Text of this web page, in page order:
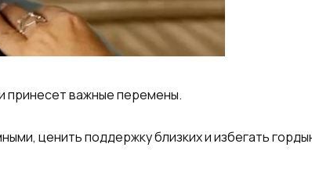
принесет важные перемены.
ценить поддержку близких и избегать